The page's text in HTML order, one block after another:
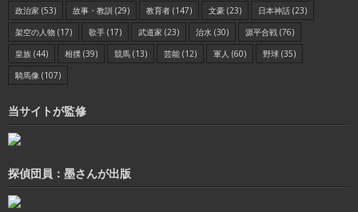
政治家 (53) 故事・教訓 (29) 教育者 (147) 文豪 (23) 日本神話 (23)
架空の人物 (17) 歌手 (17) 武道家 (23) 治水 (30) 源平合戦 (76)
皇族 (44) 相撲 (39) 競馬 (13) 芸能 (12) 軍人 (60) 野球 (35)
騎馬像 (107)
当サイトが監修
探偵団員：墨さんが出版